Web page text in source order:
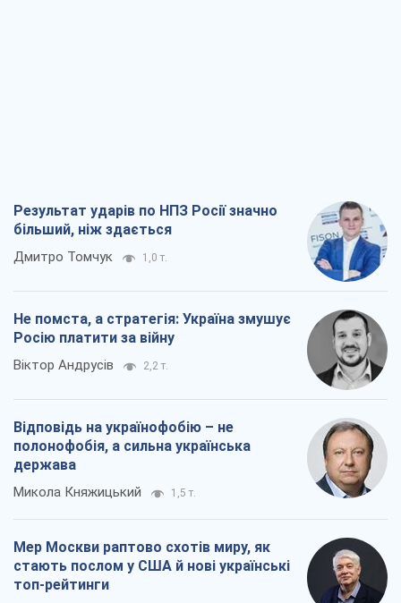
Результат ударів по НПЗ Росії значно
більший, ніж здається
Дмитро Томчук 1,0 т.
Не помста, а стратегія: Україна змушує
Росію платити за війну
Віктор Андрусів 2,2 т.
Відповідь на українофобію – не
полонофобія, а сильна українська
держава
Микола Княжицький 1,5 т.
Мер Москви раптово схотів миру, як
стають послом у США й нові українські
топ-рейтинги